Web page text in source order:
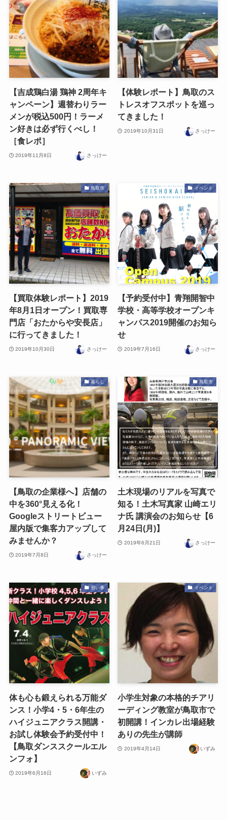
【吉成鶏白湯 鶏神 2周年キ
ャンペーン】週替わりラー
メンが税込500円！ラーメ
ン好きは必ず行くべし！
［食レポ］
2019年11月8日 さっけー
【体験レポート】鳥取のス
トレスオフスポットを巡っ
てきました！
2019年10月31日 さっけー
鳥取市
【買取体験レポート】2019
年8月1日オープン！買取専
門店「おたからや安長店」
に行ってきました！
2019年10月30日 さっけー
イベント
【予約受付中】青翔開智中
学校・高等学校オープンキ
ャンパス2019開催のお知ら
せ
2019年7月16日 さっけー
暮らし
【鳥取の企業様へ】店舗の
中を360°見える化！
Googleストリートビュー
屋内版で集客力アップして
みませんか？
2019年7月8日 さっけー
鳥取市
土木現場のリアルを写真で
知る！土木写真家 山崎エリ
ナ氏 講演会のお知らせ【6
月24日(月)】
2019年6月21日 さっけー
習い事
体も心も鍛えられる万能ダ
ンス！小学4・5・6年生の
ハイジュニアクラス開講・
お試し体験会予約受付中！
【鳥取ダンススクールエル
ンフォ】
2019年6月16日 いずみ
イベント
小学生対象の本格的チアリ
ーディング教室が鳥取市で
初開講！インカレ出場経験
ありの先生が講師
2019年4月14日 いずみ